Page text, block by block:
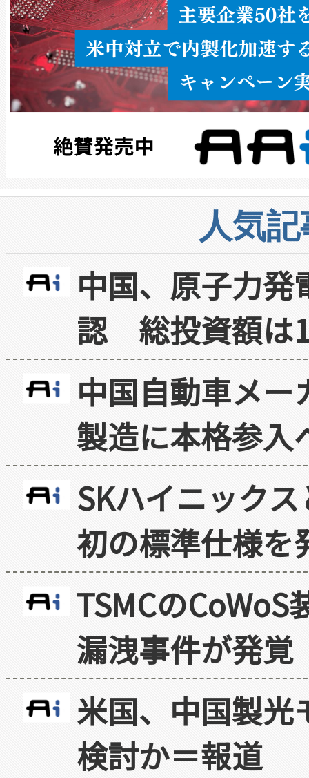
人気
中国、原子力
認 総投資額は
中国自動車メ
製造に本格参入
SKハイニック
初の標準仕様を
TSMCの
漏洩事件が発覚
米国、中国製光
検討か＝報道